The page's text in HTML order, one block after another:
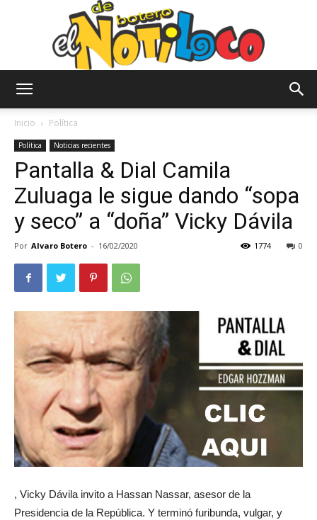
Notiloco
de
Inicio Política
Política Noticias recientes
Pantalla & Dial Camila
Zuluaga le sigue dando “sopa
y seco” a “doña” Vicky Dávila
Por Alvaro Botero - 16/02/2020 0
1774
, Vicky Dávila invito a Hassan Nassar, asesor de la
Presidencia de la República. Y terminó furibunda, vulgar, y